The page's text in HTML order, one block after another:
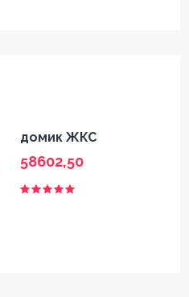
домик ЖКС
58602,50